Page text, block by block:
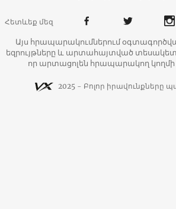
Հետևեք մեզ
Այս հրապարակումներում
եզրույթները և արտահայտված
որ արտացոլեն հրապարակող
2025 - Բոլոր իրավունքները